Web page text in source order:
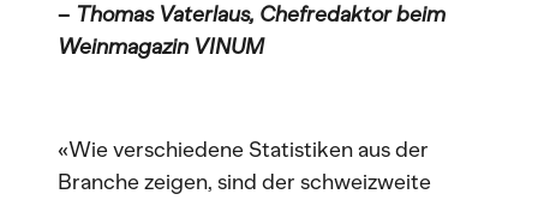
– Thomas Vaterlaus, Chefredaktor beim
Weinmagazin VINUM
«Wie verschiedene Statistiken aus der
Branche zeigen, sind der schweizweite